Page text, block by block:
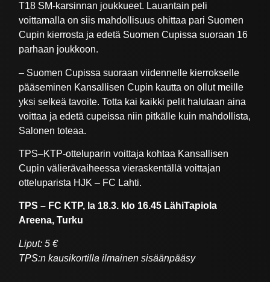
T18 SM-karsinnan joukkueet. Lauantain peli
voittamalla on siis mahdollisuus ohittaa pari Suomen
Cupin kierrosta ja edetä Suomen Cupissa suoraan 16
parhaan joukkoon.
– Suomen Cupissa suoraan viidennelle kierrokselle
pääseminen Kansallisen Cupin kautta on ollut meille
yksi selkeä tavoite. Totta kai kaikki pelit halutaan aina
voittaa ja edetä cupeissa niin pitkälle kuin mahdollista,
Salonen toteaa.
TPS–KTP-otteluparin voittaja kohtaa Kansallisen
Cupin välierävaiheessa vieraskentällä voittajan
otteluparista HJK – FC Lahti.
TPS – FC KTP, la 18.3. klo 16.45 LähiTapiola
Areena, Turku
Liput: 5 €
TPS:n kausikortilla ilmainen sisäänpääsy